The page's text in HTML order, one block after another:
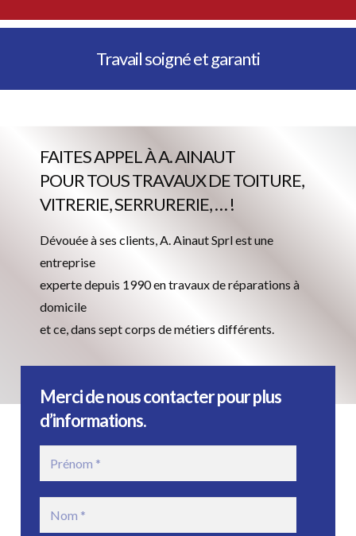
Travail soigné et garanti
FAITES APPEL À A. AINAUT
POUR TOUS TRAVAUX DE TOITURE,
VITRERIE, SERRURERIE, … !
Dévouée à ses clients, A. Ainaut Sprl est une
entreprise
experte depuis 1990 en travaux de réparations à
domicile
et ce, dans sept corps de métiers différents.
Merci de nous contacter pour plus
d’informations.